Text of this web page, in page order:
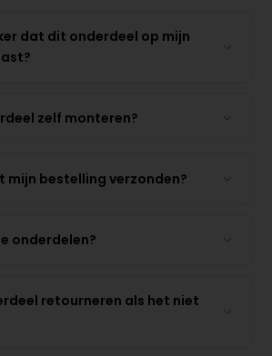
dat dit onderdeel op mijn
zelf monteren?
mijn bestelling verzonden?
onderdelen?
retourneren als het niet